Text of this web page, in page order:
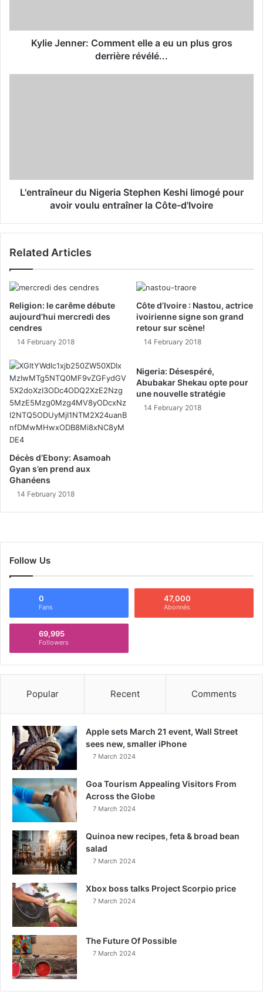
Kylie Jenner: Comment elle a eu un plus gros
derrière révélé...
L'entraîneur du Nigeria Stephen Keshi limogé pour
avoir voulu entraîner la Côte-d'Ivoire
Related Articles
Religion: le carême débute
aujourd’hui mercredi des
cendres
14 February 2018
Côte d’Ivoire : Nastou, actrice
ivoirienne signe son grand
retour sur scène!
14 February 2018
Décès d’Ebony: Asamoah
Gyan s’en prend aux
Ghanéens
14 February 2018
Nigeria: Désespéré,
Abubakar Shekau opte pour
une nouvelle stratégie
14 February 2018
Follow Us
0
Fans
47,000
Abonnés
69,995
Followers
Popular Recent Comments
Apple sets March 21 event, Wall Street
sees new, smaller iPhone
7 March 2024
Goa Tourism Appealing Visitors From
Across the Globe
7 March 2024
Quinoa new recipes, feta & broad bean
salad
7 March 2024
Xbox boss talks Project Scorpio price
7 March 2024
The Future Of Possible
7 March 2024